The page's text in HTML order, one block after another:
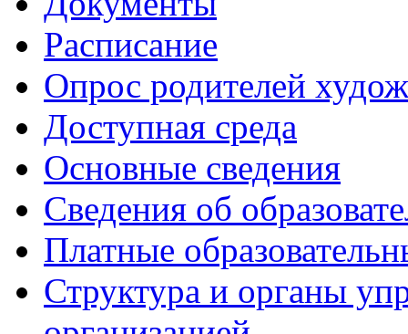
Расписание
Опрос родителей
Доступная среда
Основные сведения
Сведения об
Платные
Структура и органы